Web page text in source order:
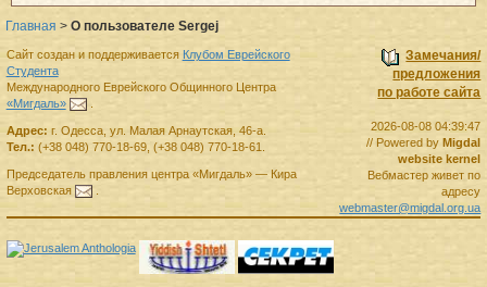
Главная > О пользователе Sergej
Замечания/
предложения
по работе сайта
2026-08-08 04:39:47
// Powered byMigdal
website kernel
Вебмастер живет по
адресу
webmaster@migdal.org.ua
Сайт создан и поддерживается Клубом Еврейского
Студента
Международного Еврейского Общинного Центра
«Мигдаль»
.
Адрес: г. Одесса, ул. Малая Арнаутская, 46-а.
Тел.: (+38 048) 770-18-69, (+38 048) 770-18-61
Председатель правленияцентра «Мигдаль»— Кира
Верховская
.